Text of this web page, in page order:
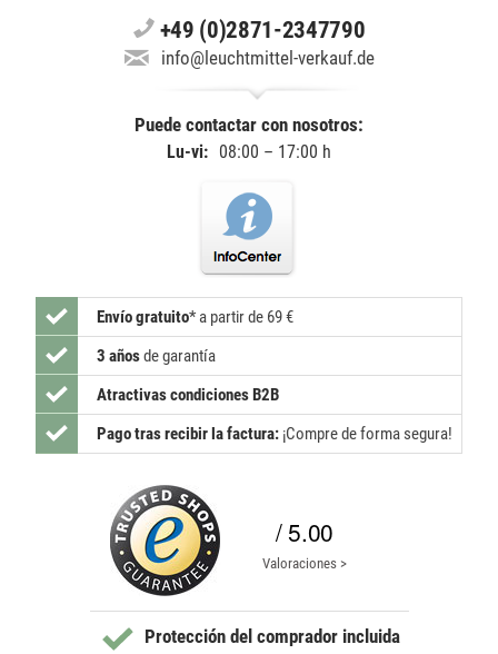
+49 (0)2871-2347790
info@leuchtmittel-verkauf.de
Puede contactar con nosotros:
Lu-vi: 08:00 – 17:00 h
Envío gratuito* a partir de 69 €
3 añosde garantía
Atractivas condiciones B2B
Pago tras recibir la factura: ¡Compre de forma segura!
/ 5.00
Valoraciones >
Protección del comprador incluida